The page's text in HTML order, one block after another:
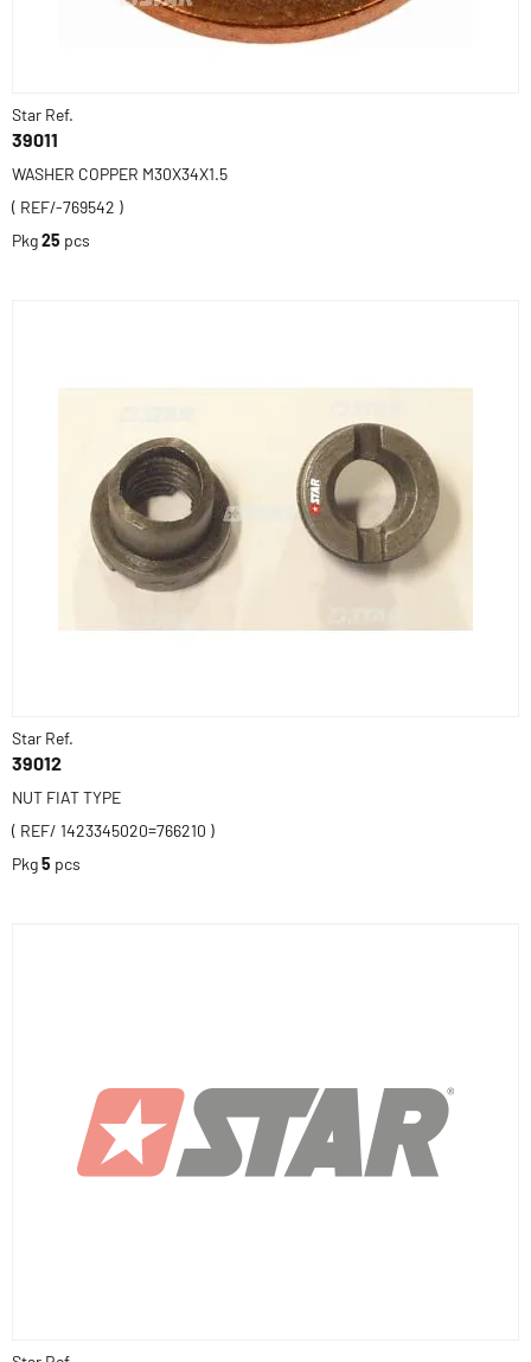
Star Ref.
39011
WASHER COPPER M30X34X1.5
( REF/-769542 )
Pkg25 pcs
Star Ref.
39012
NUT FIAT TYPE
( REF/ 1423345020=766210 )
Pkg5 pcs